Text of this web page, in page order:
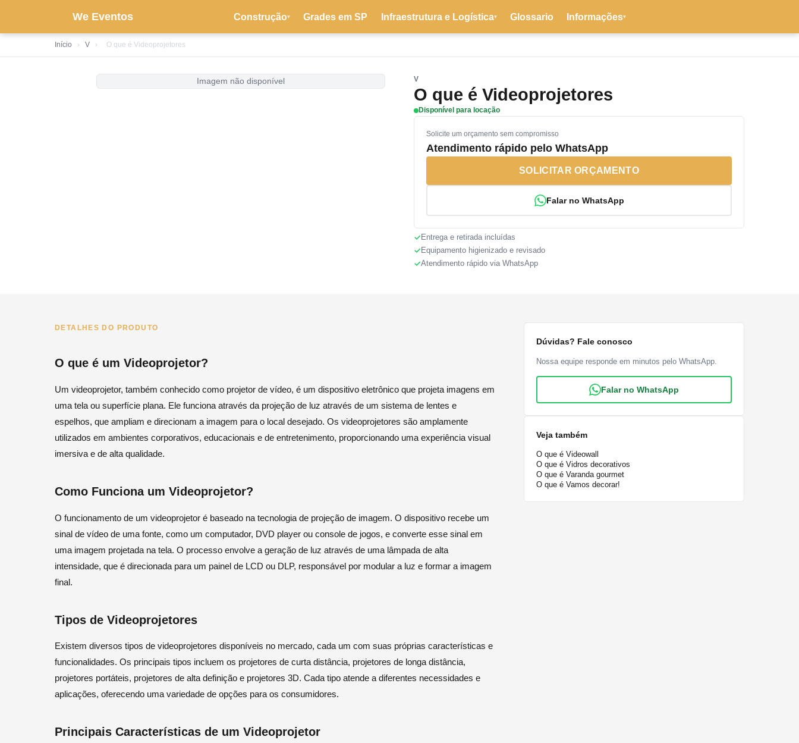
We Eventos Construção▾ Grades em SP Infraestrutura e Logística▾ Glossario Informações▾
Início › V › O que é Videoprojetores
Imagem não disponível V
O que é Videoprojetores
Disponível para locação
Solicite um orçamento sem compromisso
Atendimento rápido pelo WhatsApp
SOLICITAR ORÇAMENTO
Falar no WhatsApp
Entrega e retirada incluídas
Equipamento higienizado e revisado
Atendimento rápido via WhatsApp
DETALHES DO PRODUTO
O que é um Videoprojetor?
Um videoprojetor, também conhecido como projetor de vídeo, é um dispositivo eletrônico que projeta imagens em
uma tela ou superfície plana. Ele funciona através da projeção de luz através de um sistema de lentes e
espelhos, que ampliam e direcionam a imagem para o local desejado. Os videoprojetores são amplamente
utilizados em ambientes corporativos, educacionais e de entretenimento, proporcionando uma experiência visual
imersiva e de alta qualidade.
Como Funciona um Videoprojetor?
O funcionamento de um videoprojetor é baseado na tecnologia de projeção de imagem. O dispositivo recebe um
sinal de vídeo de uma fonte, como um computador, DVD player ou console de jogos, e converte esse sinal em
uma imagem projetada na tela. O processo envolve a geração de luz através de uma lâmpada de alta
intensidade, que é direcionada para um painel de LCD ou DLP, responsável por modular a luz e formar a imagem
final.
Tipos de Videoprojetores
Existem diversos tipos de videoprojetores disponíveis no mercado, cada um com suas próprias características e
funcionalidades. Os principais tipos incluem os projetores de curta distância, projetores de longa distância,
projetores portáteis, projetores de alta definição e projetores 3D. Cada tipo atende a diferentes necessidades e
aplicações, oferecendo uma variedade de opções para os consumidores.
Principais Características de um Videoprojetor
Dúvidas? Fale conosco
Nossa equipe responde em minutos pelo WhatsApp.
Falar no WhatsApp
Veja também
O que é Videowall
O que é Vidros decorativos
O que é Varanda gourmet
O que é Vamos decorar!